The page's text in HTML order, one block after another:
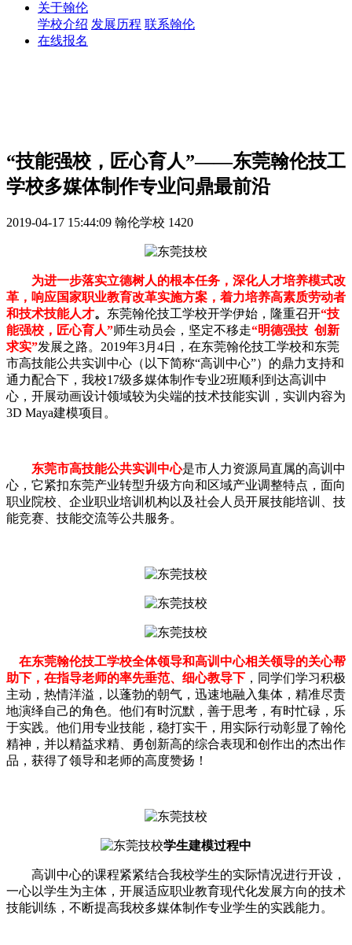
关于翰伦
学校介绍 发展历程 联系翰伦
在线报名
“技能强校，匠心育人”——东莞翰伦技工
学校多媒体制作专业问鼎最前沿
2019-04-17 15:44:09 翰伦学校 1420
为进一步落实立德树人的根本任务，深化人才培养模式改
革，响应国家职业教育改革实施方案，着力培养高素质劳动者
和技术技能人才。 东莞翰伦技工学校开学伊始，隆重召开“技
能强校，匠心育人”师生动员会，坚定不移走“明德强技 创新
求实”发展之路。2019年3月4日，在东莞翰伦技工学校和东莞
市高技能公共实训中心（以下简称“高训中心”）的鼎力支持和
通力配合下，我校17级多媒体制作专业2班顺利到达高训中
心，开展动画设计领域较为尖端的技术技能实训，实训内容为
3D Maya建模项目。
东莞市高技能公共实训中心是市人力资源局直属的高训中
心，它紧扣东莞产业转型升级方向和区域产业调整特点，面向
职业院校、企业职业培训机构以及社会人员开展技能培训、技
能竞赛、技能交流等公共服务。
在东莞翰伦技工学校全体领导和高训中心相关领导的关心帮
助下 ，在指导老师的率先垂范、细心教导下 ，同学们学习积极
主动，热情洋溢，以蓬勃的朝气，迅速地融入集体，精准尽责
地演绎自己的角色。他们有时沉默，善于思考，有时忙碌，乐
于实践。他们用专业技能，稳打实干，用实际行动彰显了翰伦
精神，并以精益求精、勇创新高的综合表现和创作出的杰出作
品，获得了领导和老师的高度赞扬！
学生建模过程中
高训中心的课程紧紧结合我校学生的实际情况进行开设，
一心以学生为主体，开展适应职业教育现代化发展方向的技术
技能训练，不断提高我校多媒体制作专业学生的实践能力。